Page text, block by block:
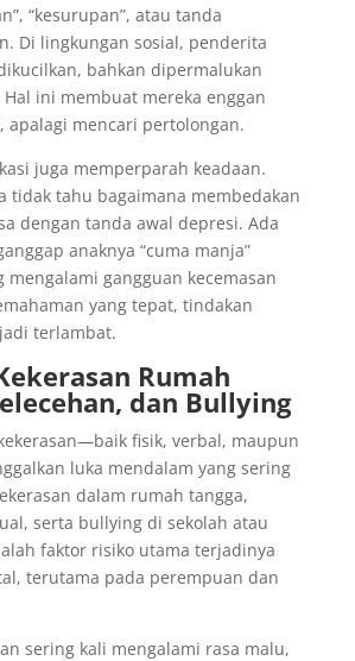
“kesurupan”, atau tanda
Di lingkungan sosial, penderita
bahkan dipermalukan
ini membuat mereka enggan
apalagi mencari pertolongan.
juga memperparah keadaan.
tidak tahu bagaimana membedakan
dengan tanda awal depresi. Ada
anaknya “cuma manja”
mengalami gangguan kecemasan
yang tepat, tindakan
terlambat.
Rumah
dan Bullying
fisik, verbal, maupun
luka mendalam yang sering
dalam rumah tangga,
serta bullying di sekolah atau
faktor risiko utama terjadinya
terutama pada perempuan dan
sering kali mengalami rasa malu,